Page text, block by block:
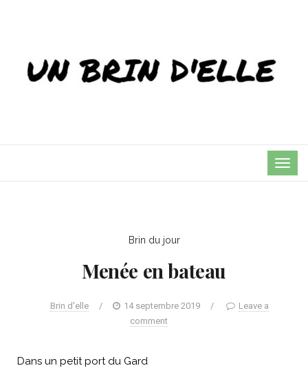
Brin du jour
Menée en bateau
Brin d'elle / 14 septembre 2019 /
Leave a
comment
Dans un petit port du Gard